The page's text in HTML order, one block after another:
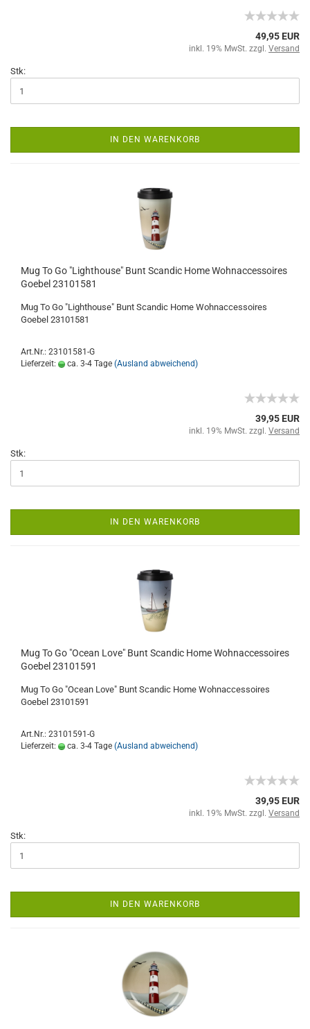
49,95 EUR
inkl. 19% MwSt. zzgl. Versand
Stk:
IN DEN WARENKORB
Mug To Go "Lighthouse" Bunt Scandic Home Wohnaccessoires
Goebel 23101581
Mug To Go "Lighthouse" Bunt Scandic Home Wohnaccessoires
Goebel 23101581
Art.Nr.: 23101581-G
Lieferzeit:
ca. 3-4 Tage (Ausland abweichend)
39,95 EUR
inkl. 19% MwSt. zzgl. Versand
Stk:
IN DEN WARENKORB
Mug To Go "Ocean Love" Bunt Scandic Home Wohnaccessoires
Goebel 23101591
Mug To Go "Ocean Love" Bunt Scandic Home Wohnaccessoires
Goebel 23101591
Art.Nr.: 23101591-G
Lieferzeit:
ca. 3-4 Tage (Ausland abweichend)
39,95 EUR
inkl. 19% MwSt. zzgl. Versand
Stk:
IN DEN WARENKORB